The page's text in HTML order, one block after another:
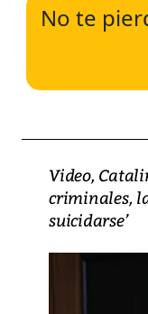
No te
Video,
criminales,
suicidarse’